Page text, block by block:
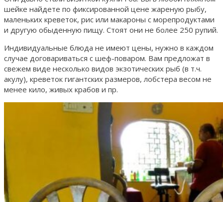
шейке найдете по фиксированной цене жареную рыбу,
маленьких креветок, рис или макароны с морепродуктами
и другую обыденную пищу. Стоят они не более 250 рупий.
Индивидуальные блюда не имеют цены, нужно в каждом
случае договариваться с шеф-поваром. Вам предложат в
свежем виде несколько видов экзотических рыб (в т.ч.
акулу), креветок гигантских размеров, лобстера весом не
менее кило, живых крабов и пр.